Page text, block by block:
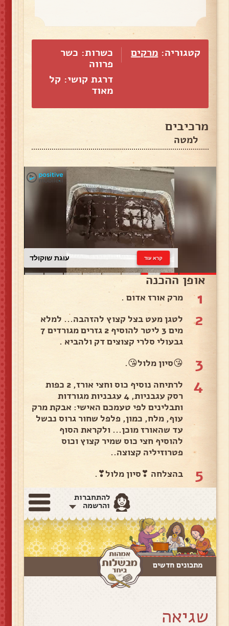
קטגוריה: מרקים
כשרות: כשר
פרווה
דרגת קושי: קל
מאוד
מרכיבים
למטה
עוגת שוקולד קרא עוד
אופן ההכנה
1 מרק אורז אדום .
2
לטגן מעט בצל קצוץ להזהבה... למלא
מים 3 ליטר להוסיף 2 גזרים מגורדים 7
גבעולי סלרי קצוצים דק ולהביא .
3 😘סיון מלול😘.
4
לרתיחה נוסיף כוס וחצי אורז, 2 כפות
רסק עגבניות, 4 עגבניות מגורדות
ותבלינים לפי טעמכם האישי: אבקת מרק
עוף, מלח, כמון, פלפל שחור גרוס נבשל
עד שהאורז מוכן... ולקראת הסוף
להוסיף חצי כוס שמיר קצוץ וכוס
פטרוזיליה קצוצה..
5 בהצלחה ❣סיון מלול❣.
להתחברות
והרשמה
מתכונים חדשים
שגיאה